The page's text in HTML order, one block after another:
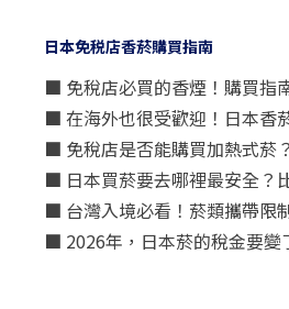
日本免税店香菸購買指南
■ 免稅店必買的香煙！購買指
■ 在海外也很受歡迎！日本香
■ 免稅店是否能購買加熱式菸
■ 日本買菸要去哪裡最安全？
■ 台灣入境必看！菸類攜帶限
■ 2026年，日本菸的稅金要變